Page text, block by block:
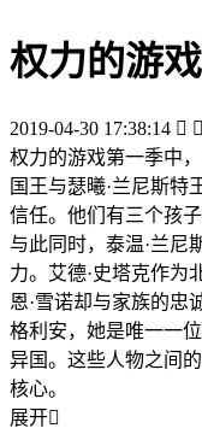
权力的游
2019-04-30 17:38:14  
权力的游戏第一季中
国王与瑟曦·兰尼斯特
信任。他们有三个孩
与此同时，泰温·兰尼
力。艾德·史塔克作为
恩·雪诺却与家族的忠
格利安，她是唯一一
异国。这些人物之间
核心。
展开